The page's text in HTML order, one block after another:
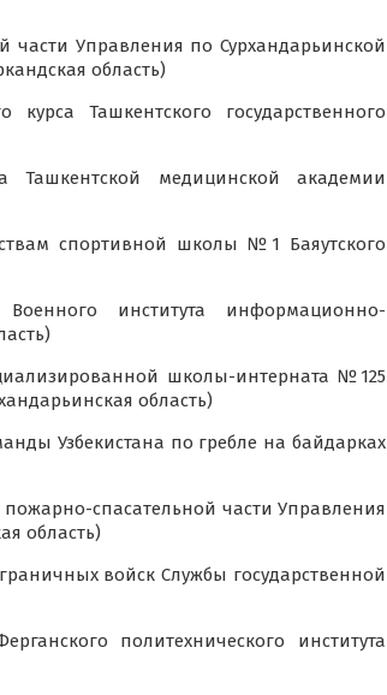
Управления по Сурхандарьинской
область)
Ташкентского государственного
Ташкентской медицинской академии
спортивной школы №1 Баяутского
института информационно-
школы-интерната №125
область)
Узбекистана по гребле на байдарках
спасательной части Управления
область)
войск Службы государственной
политехнического института